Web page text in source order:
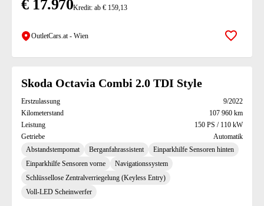
€ 17.970Kredit: ab € 159,13
OutletCars.at - Wien Zur
Skoda Octavia Combi 2.0 TDI Style
Erstzulassung
9/2022
Kilometerstand
107 960 km
Leistung
150 PS / 110 kW
Getriebe
Automatik
Abstandstempomat
Berganfahrassistent
Einparkhilfe Sensoren hinten
Einparkhilfe Sensoren vorne
Navigationssystem
Schlüssellose Zentralverriegelung (Keyless Entry)
Voll-LED Scheinwerfer